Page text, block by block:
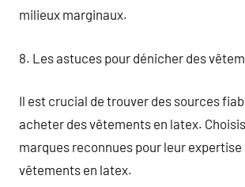
milieux marginaux.
8. Les astuces pour dénicher des
Il est crucial de trouver des sources
acheter des vêtements en latex.
marques reconnues pour leur expertise
vêtements en latex.